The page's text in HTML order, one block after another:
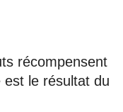
récompensent
est le résultat du